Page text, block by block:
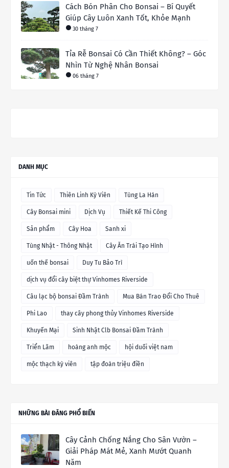
Cách Bón Phân Cho Bonsai – Bí Quyết
Giúp Cây Luôn Xanh Tốt, Khỏe Mạnh
30 tháng 7
Tỉa Rễ Bonsai Có Cần Thiết Không? – Góc
Nhìn Từ Nghệ Nhân Bonsai
06 tháng 7
DANH MỤC
Tin Tức Thiên Linh Kỳ Viên Tùng La Hán
Cây Bonsai mini Dịch Vụ Thiết Kế Thi Công
Sản phẩm Cây Hoa Sanh xi
Tùng Nhật - Thông Nhật Cây Ăn Trái Tạo Hình
uốn thế bonsai Duy Tu Bảo Trì
dịch vụ đổi cây biệt thự Vinhomes Riverside
Câu lạc bộ bonsai Đầm Trành Mua Bán Trao Đổi Cho Thuê
Phi Lao thay cây phong thủy Vinhomes Riverside
Khuyến Mại Sinh Nhật Clb Bonsai Đầm Trành
Triển Lãm hoàng anh mộc hội duối việt nam
mộc thạch kỳ viên tập đoàn triệu điền
NHỮNG BÀI ĐĂNG PHỔ BIẾN
Cây Cảnh Chống Nắng Cho Sân Vườn –
Giải Pháp Mát Mẻ, Xanh Mướt Quanh
Năm